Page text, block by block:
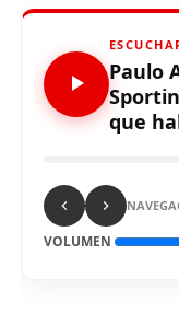
Source link
Comparte
Paulo
que
VOLUMEN